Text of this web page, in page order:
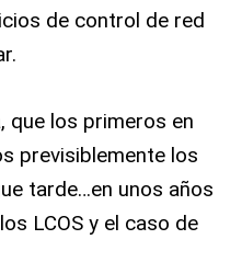
de control de red
que los primeros en
previsiblemente los
tarde…en unos años
LCOS y el caso de